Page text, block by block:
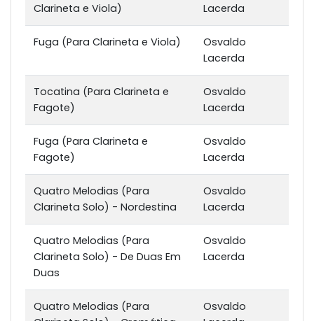
Clarineta e Viola)
Lacerda
Fuga (Para Clarineta e Viola)
Osvaldo
Lacerda
Tocatina (Para Clarineta e
Fagote)
Osvaldo
Lacerda
Fuga (Para Clarineta e
Fagote)
Osvaldo
Lacerda
Quatro Melodias (Para
Clarineta Solo) - Nordestina
Osvaldo
Lacerda
Quatro Melodias (Para
Clarineta Solo) - De Duas Em
Duas
Osvaldo
Lacerda
Quatro Melodias (Para
Osvaldo